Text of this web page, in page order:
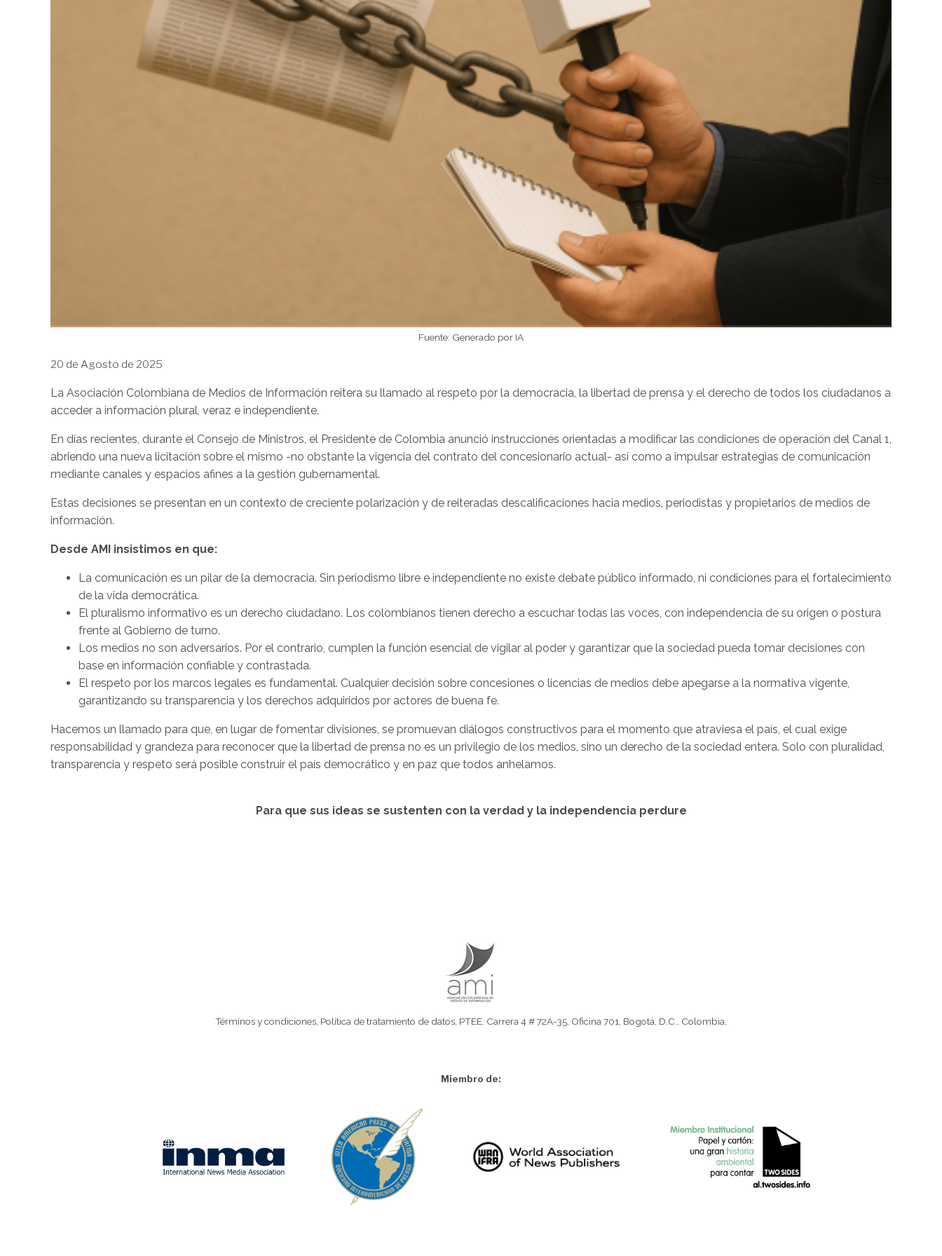
Fuente: Generado por IA
20 de Agosto de 2025
La Asociación Colombiana de Medios de Información reitera su llamado al respeto por la democracia, la libertad de prensa y el derecho de todos los ciudadanos a
acceder a información plural, veraz e independiente.
En días recientes, durante el Consejo de Ministros, el Presidente de Colombia anunció instrucciones orientadas a modificar las condiciones de operación del Canal 1,
abriendo una nueva licitación sobre el mismo -no obstante la vigencia del contrato del concesionario actual- así como a impulsar estrategias de comunicación
mediante canales y espacios afines a la gestión gubernamental.
Estas decisiones se presentan en un contexto de creciente polarización y de reiteradas descalificaciones hacia medios, periodistas y propietarios de medios de
información.
Desde AMI insistimos en que:
La comunicación es un pilar de la democracia. Sin periodismo libre e independiente no existe debate público informado, ni condiciones para el fortalecimiento
de la vida democrática.
El pluralismo informativo es un derecho ciudadano. Los colombianos tienen derecho a escuchar todas las voces, con independencia de su origen o postura
frente al Gobierno de turno.
Los medios no son adversarios. Por el contrario, cumplen la función esencial de vigilar al poder y garantizar que la sociedad pueda tomar decisiones con
base en información confiable y contrastada.
El respeto por los marcos legales es fundamental. Cualquier decisión sobre concesiones o licencias de medios debe apegarse a la normativa vigente,
garantizando su transparencia y los derechos adquiridos por actores de buena fe.
Hacemos un llamado para que, en lugar de fomentar divisiones, se promuevan diálogos constructivos para el momento que atraviesa el país, el cual exige
responsabilidad y grandeza para reconocer que la libertad de prensa no es un privilegio de los medios, sino un derecho de la sociedad entera. Solo con pluralidad,
transparencia y respeto será posible construir el país democrático y en paz que todos anhelamos.
Para que sus ideas se sustenten con la verdad y la independencia perdure
Términos y condiciones Política de tratamiento de datos PTEE. Carrera 4 # 72A-35, Oficina 701, Bogotá, D.C., Colombia,
Miembro de: